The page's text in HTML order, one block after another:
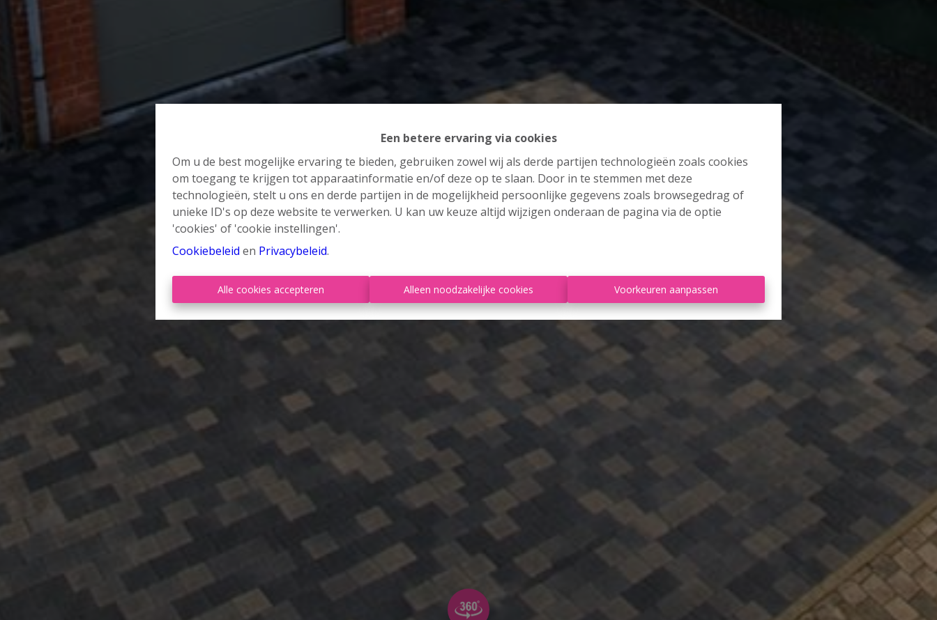
Een betere ervaring via cookies
Om u de best mogelijke ervaring te bieden, gebruiken zowel wij als derde partijen technologieën zoals cookies
om toegang te krijgen tot apparaatinformatie en/of deze op te slaan. Door in te stemmen met deze
technologieën, stelt u ons en derde partijen in de mogelijkheid persoonlijke gegevens zoals browsegedrag of
unieke ID's op deze website te verwerken. U kan uw keuze altijd wijzigen onderaan de pagina via de optie
'cookies' of 'cookie instellingen'.
Cookiebeleid en Privacybeleid.
Alle cookies accepteren Alleen noodzakelijke cookies Voorkeuren aanpassen